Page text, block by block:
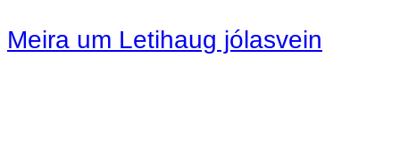
Meira um Letihaug jólasvein